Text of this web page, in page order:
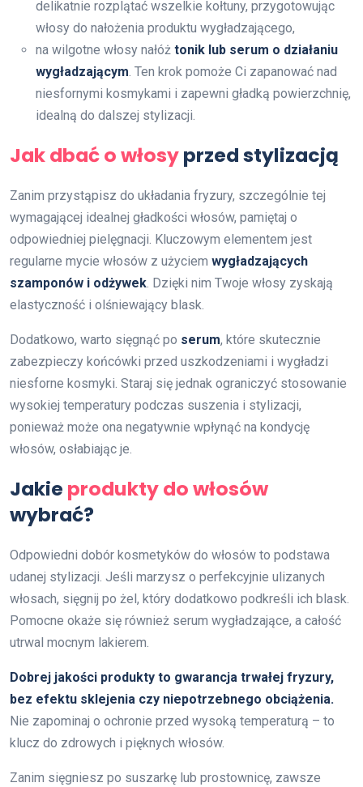
delikatnie rozplątać wszelkie kołtuny, przygotowując
włosy do nałożenia produktu wygładzającego,
na wilgotne włosy nałóż tonik lub serum o działaniu
wygładzającym. Ten krok pomoże Ci zapanować nad
niesfornymi kosmykami i zapewni gładką powierzchnię,
idealną do dalszej stylizacji.
Jak dbać o włosyprzed stylizacją
Zanim przystąpisz do układania fryzury, szczególnie tej
wymagającej idealnej gładkości włosów, pamiętaj o
odpowiedniej pielęgnacji. Kluczowym elementem jest
regularne mycie włosów z użyciem wygładzających
szamponów i odżywek. Dzięki nim Twoje włosy zyskają
elastyczność i olśniewający blask.
Dodatkowo, warto sięgnąć po serum, które skutecznie
zabezpieczy końcówki przed uszkodzeniami i wygładzi
niesforne kosmyki. Staraj się jednak ograniczyć stosowanie
wysokiej temperatury podczas suszenia i stylizacji,
ponieważ może ona negatywnie wpłynąć na kondycję
włosów, osłabiając je.
Jakie produkty do włosów
wybrać?
Odpowiedni dobór kosmetyków do włosów to podstawa
udanej stylizacji. Jeśli marzysz o perfekcyjnie ulizanych
włosach, sięgnij po żel, który dodatkowo podkreśli ich blask.
Pomocne okaże się również serum wygładzające, a całość
utrwal mocnym lakierem.
Dobrej jakości produkty to gwarancja trwałej fryzury,
bez efektu sklejenia czy niepotrzebnego obciążenia.
Nie zapominaj o ochronie przed wysoką temperaturą – to
klucz do zdrowych i pięknych włosów.
Zanim sięgniesz po suszarkę lub prostownicę, zawsze